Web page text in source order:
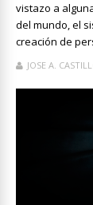
vistazo a
del mundo, el
creación de
JOSE A.